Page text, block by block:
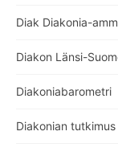
Diak Diakonia-
Diakon Länsi-
Diakoniabarometri
Diakonian